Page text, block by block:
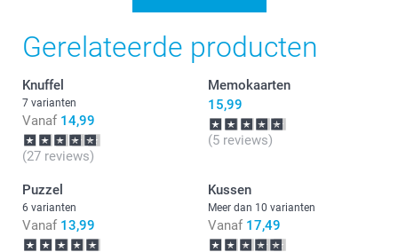
Gerelateerde producten
Knuffel
7 varianten
Vanaf 14,99
(27 reviews)
Memokaarten
15,99
(5 reviews)
Puzzel
6 varianten
Vanaf 13,99
Kussen
Meer dan 10 varianten
Vanaf 17,49